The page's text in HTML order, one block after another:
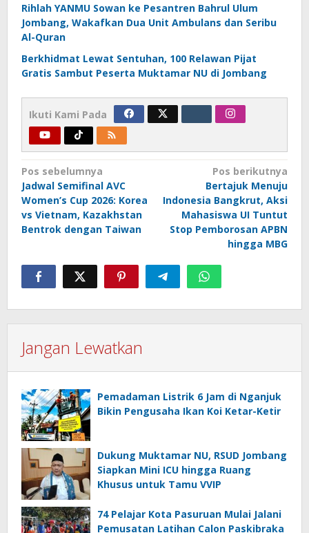
Rihlah YANMU Sowan ke Pesantren Bahrul Ulum
Jombang, Wakafkan Dua Unit Ambulans dan Seribu
Al-Quran
Berkhidmat Lewat Sentuhan, 100 Relawan Pijat
Gratis Sambut Peserta Muktamar NU di Jombang
Ikuti Kami Pada
Navigasi
pos
Pos sebelumnya
Jadwal Semifinal AVC
Women’s Cup 2026: Korea
vs Vietnam, Kazakhstan
Bentrok dengan Taiwan
Pos berikutnya
Bertajuk Menuju
Indonesia Bangkrut, Aksi
Mahasiswa UI Tuntut
Stop Pemborosan APBN
hingga MBG
Jangan Lewatkan
Pemadaman Listrik 6 Jam di Nganjuk
Bikin Pengusaha Ikan Koi Ketar-Ketir
Dukung Muktamar NU, RSUD Jombang
Siapkan Mini ICU hingga Ruang
Khusus untuk Tamu VVIP
74 Pelajar Kota Pasuruan Mulai Jalani
Pemusatan Latihan Calon Paskibraka